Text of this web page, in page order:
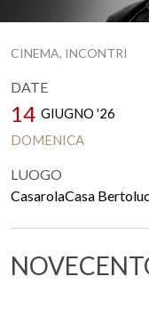
CINEMA, INCONTRI
DATE
14 GIUGNO '26
DOMENICA
LUOGO
CasarolaCasa